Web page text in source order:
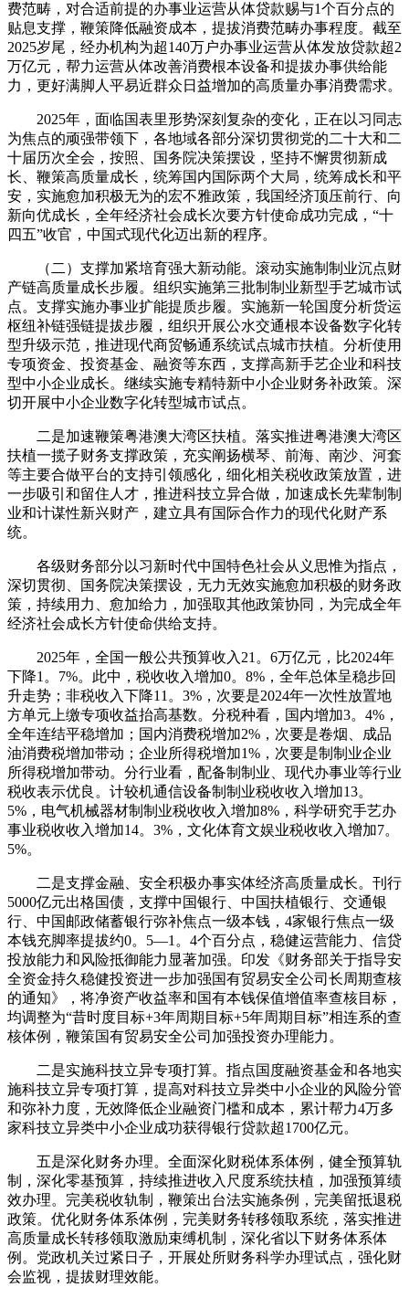
费范畴，对合适前提的办事业运营从体贷款赐与1个百分点的
贴息支撑，鞭策降低融资成本，提拔消费范畴办事程度。截至
2025岁尾，经办机构为超140万户办事业运营从体发放贷款超2
万亿元，帮力运营从体改善消费根本设备和提拔办事供给能
力，更好满脚人平易近群众日益增加的高质量办事消费需求。
2025年，面临国表里形势深刻复杂的变化，正在以习同志
为焦点的顽强带领下，各地域各部分深切贯彻党的二十大和二
十届历次全会，按照、国务院决策摆设，坚持不懈贯彻新成
长、鞭策高质量成长，统筹国内国际两个大局，统筹成长和平
安，实施愈加积极无为的宏不雅政策，我国经济顶压前行、向
新向优成长，全年经济社会成长次要方针使命成功完成，“十
四五”收官，中国式现代化迈出新的程序。
（二）支撑加紧培育强大新动能。滚动实施制制业沉点财
产链高质量成长步履。组织实施第三批制制业新型手艺城市试
点。支撑实施办事业扩能提质步履。实施新一轮国度分析货运
枢纽补链强链提拔步履，组织开展公水交通根本设备数字化转
型升级示范，推进现代商贸畅通系统试点城市扶植。分析使用
专项资金、投资基金、融资等东西，支撑高新手艺企业和科技
型中小企业成长。继续实施专精特新中小企业财务补政策。深
切开展中小企业数字化转型城市试点。
二是加速鞭策粤港澳大湾区扶植。落实推进粤港澳大湾区
扶植一揽子财务支撑政策，充实阐扬横琴、前海、南沙、河套
等主要合做平台的支持引领感化，细化相关税收政策放置，进
一步吸引和留住人才，推进科技立异合做，加速成长先辈制制
业和计谋性新兴财产，建立具有国际合作力的现代化财产系
统。
各级财务部分以习新时代中国特色社会从义思惟为指点，
深切贯彻、国务院决策摆设，无力无效实施愈加积极的财务政
策，持续用力、愈加给力，加强取其他政策协同，为完成全年
经济社会成长方针使命供给支持。
2025年，全国一般公共预算收入21。6万亿元，比2024年
下降1。7%。此中，税收收入增加0。8%，全年总体呈稳步回
升走势；非税收入下降11。3%，次要是2024年一次性放置地
方单元上缴专项收益抬高基数。分税种看，国内增加3。4%，
全年连结平稳增加；国内消费税增加2%，次要是卷烟、成品
油消费税增加带动；企业所得税增加1%，次要是制制业企业
所得税增加带动。分行业看，配备制制业、现代办事业等行业
税收表示优良。计较机通信设备制制业税收收入增加13。
5%，电气机械器材制制业税收收入增加8%，科学研究手艺办
事业税收收入增加14。3%，文化体育文娱业税收收入增加7。
5%。
二是支撑金融、安全积极办事实体经济高质量成长。刊行
5000亿元出格国债，支撑中国银行、中国扶植银行、交通银
行、中国邮政储蓄银行弥补焦点一级本钱，4家银行焦点一级
本钱充脚率提拔约0。5—1。4个百分点，稳健运营能力、信贷
投放能力和风险抵御能力显著加强。印发《财务部关于指导安
全资金持久稳健投资进一步加强国有贸易安全公司长周期查核
的通知》，将净资产收益率和国有本钱保值增值率查核目标，
均调整为“昔时度目标+3年周期目标+5年周期目标”相连系的查
核体例，鞭策国有贸易安全公司加强投资办理能力。
二是实施科技立异专项打算。指点国度融资基金和各地实
施科技立异专项打算，提高对科技立异类中小企业的风险分管
和弥补力度，无效降低企业融资门槛和成本，累计帮力4万多
家科技立异类中小企业成功获得银行贷款超1700亿元。
五是深化财务办理。全面深化财税体系体例，健全预算轨
制，深化零基预算，持续推进收入尺度系统扶植，加强预算绩
效办理。完美税收轨制，鞭策出台法实施条例，完美留抵退税
政策。优化财务体系体例，完美财务转移领取系统，落实推进
高质量成长转移领取激励束缚机制，深化省以下财务体系体
例。党政机关过紧日子，开展处所财务科学办理试点，强化财
会监视，提拔财理效能。